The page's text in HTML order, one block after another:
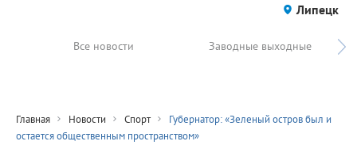
Липецк
Все новости Заводные выходные
Главная Новости Спорт
Губернатор: «Зеленый остров был и
остается общественным пространством»